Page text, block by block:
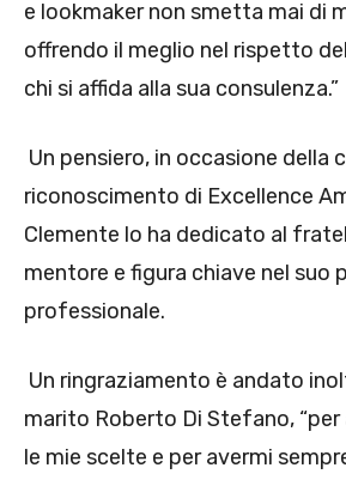
e lookmaker non smetta mai di
offrendo il meglio nel rispetto
chi si affida alla sua consulenza.”
Un pensiero, in occasione della
riconoscimento di Excellence
Clemente lo ha dedicato al
mentore e figura chiave nel suo
professionale.
Un ringraziamento è andato
marito Roberto Di Stefano,
le mie scelte e per avermi